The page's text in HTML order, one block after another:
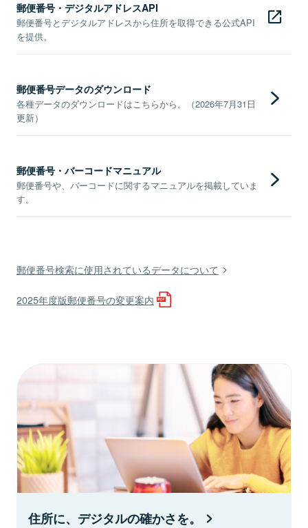
郵便番号・デジタルアドレスAPI
郵便番号とデジタルアドレスから住所を取得できる公式API
を提供。
郵便番号データのダウンロード
各種データのダウンロードはこちらから。（2026年7月31日
更新）
郵便番号・バーコードマニュアル
郵便番号や、バーコードに関するマニュアルを掲載していま
す。
郵便番号検索に使用されているデータについて
2025年度版郵便番号の変更案内
住所に、デジタルの確かさを。